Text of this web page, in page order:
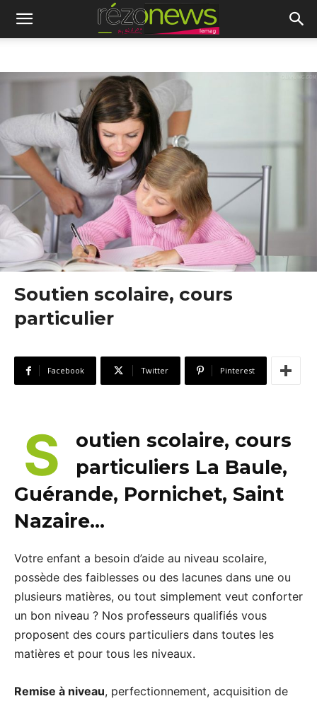
Soutien scolaire, cours
particulier
Facebook Twitter Pinterest
S
outien scolaire, cours
particuliers La Baule,
Guérande, Pornichet, Saint
Nazaire…
Votre enfant a besoin d’aide au niveau scolaire,
possède des faiblesses ou des lacunes dans une ou
plusieurs matières, ou tout simplement veut conforter
un bon niveau ? Nos professeurs qualifiés vous
proposent des cours particuliers dans toutes les
matières et pour tous les niveaux.
Remise à niveau, perfectionnement, acquisition de